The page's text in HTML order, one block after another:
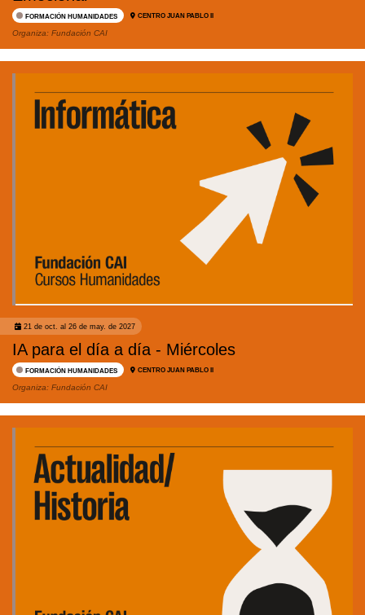
FORMACIÓN HUMANIDADES CENTRO JUAN PABLO II
Organiza: Fundación CAI
21 de oct. al 26 de may. de 2027
IA para el día a día - Miércoles
FORMACIÓN HUMANIDADES CENTRO JUAN PABLO II
Organiza: Fundación CAI